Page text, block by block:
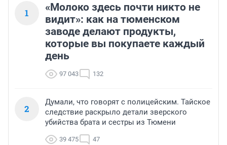
1
«Молоко здесь почти никто не
видит»: как на тюменском
заводе делают продукты,
которые вы покупаете каждый
день
97 043 132
2
Думали, что говорят с полицейским. Тайское
следствие раскрыло детали зверского
убийства брата и сестры из Тюмени
39 475 47